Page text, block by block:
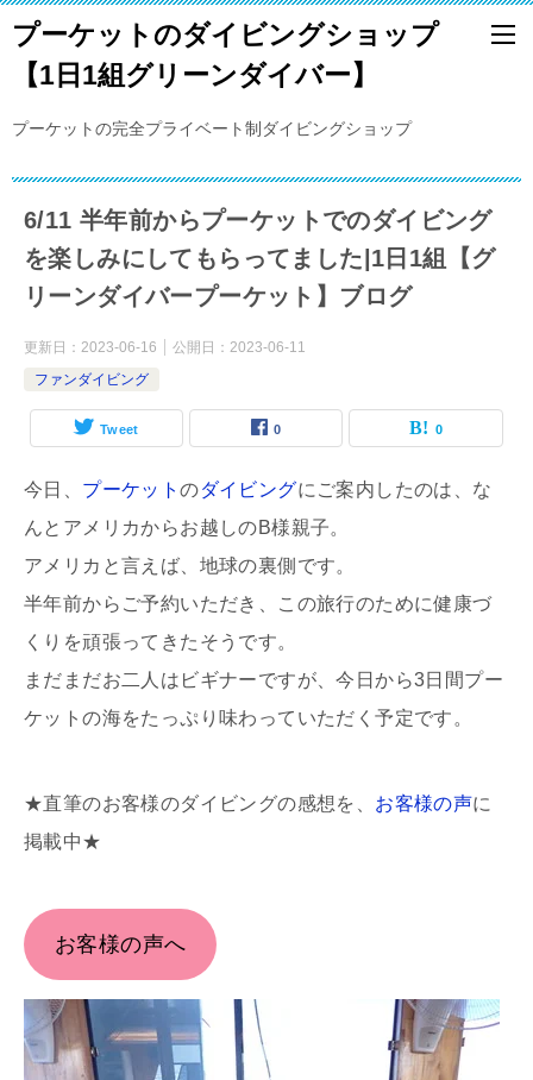
プーケットのダイビングショップ
【1日1組グリーンダイバー】
プーケットの完全プライベート制ダイビングショップ
6/11 半年前からプーケットでのダイビング
を楽しみにしてもらってました|1日1組【グ
リーンダイバープーケット】ブログ
更新日： 2023-06-16 公開日： 2023-06-11
ファンダイビング
Tweet 0 0
今日、 プーケットのダイビングにご案内したのは、な
んとアメリカからお越しのB様親子。
アメリカと言えば、地球の裏側です。
半年前からご予約いただき、この旅行のために健康づ
くりを頑張ってきたそうです。
まだまだお二人はビギナーですが、今日から3日間プー
ケットの海をたっぷり味わっていただく予定です。
★直筆のお客様のダイビングの感想を、 お客様の声に
掲載中★
お客様の声へ